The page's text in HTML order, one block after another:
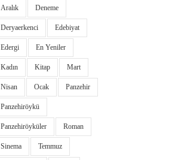
Aralık Deneme
Deryaerkenci Edebiyat
Edergi En Yeniler
Kadın Kitap Mart
Nisan Ocak Panzehir
Panzehiröykü
Panzehiröyküler Roman
Sinema Temmuz